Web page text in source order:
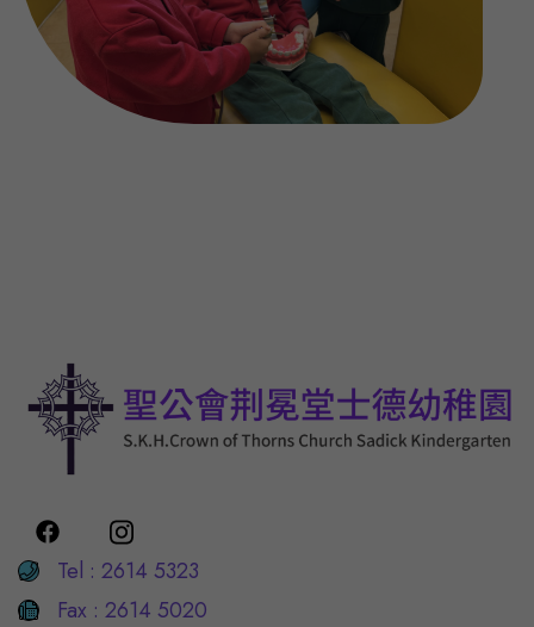
Tel : 2614 5323
Fax : 2614 5020